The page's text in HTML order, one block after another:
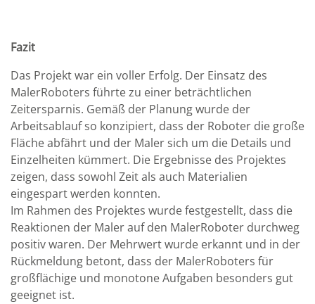
Fazit
Das Projekt war ein voller Erfolg. Der Einsatz des
MalerRoboters führte zu einer beträchtlichen
Zeitersparnis. Gemäß der Planung wurde der
Arbeitsablauf so konzipiert, dass der Roboter die große
Fläche abfährt und der Maler sich um die Details und
Einzelheiten kümmert. Die Ergebnisse des Projektes
zeigen, dass sowohl Zeit als auch Materialien
eingespart werden konnten.
Im Rahmen des Projektes wurde festgestellt, dass die
Reaktionen der Maler auf den MalerRoboter durchweg
positiv waren. Der Mehrwert wurde erkannt und in der
Rückmeldung betont, dass der MalerRoboters für
großflächige und monotone Aufgaben besonders gut
geeignet ist.